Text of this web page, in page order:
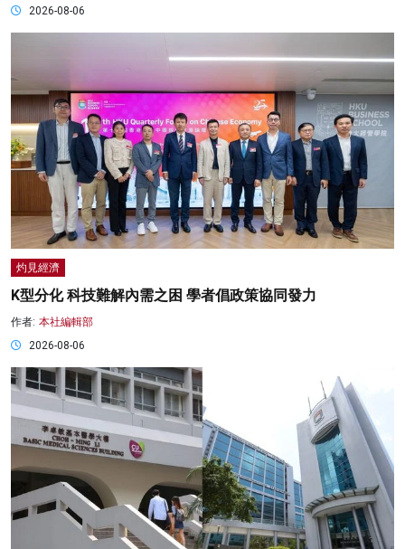
2026-08-06
灼見經濟
K型分化 科技難解內需之困 學者倡政策協同發力
作者: 本社編輯部
2026-08-06